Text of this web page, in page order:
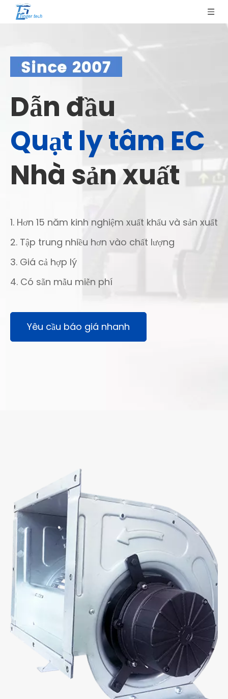
Dẫn đầu
Quạt ly tâm EC
Nhà sản xuất
1. Hơn 15 năm kinh nghiệm xuất khẩu và sản xuất
2. Tập trung nhiều hơn vào chất lượng
3. Giá cả hợp lý
4. Có sẵn mẫu miễn phí
Yêu cầu báo giá nhanh